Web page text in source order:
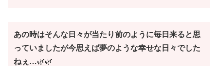
あの時はそんな日々が当たり前のように毎日来ると思
っていましたが今思えば夢のような幸せな日々でした
ねぇ…🌿🌿